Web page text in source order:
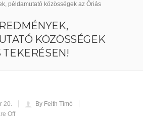
példamutató közösségek az Óriás
KÖZÖSSÉGEK
TEKERÉSEN!
20.
By Feith Timó
Off